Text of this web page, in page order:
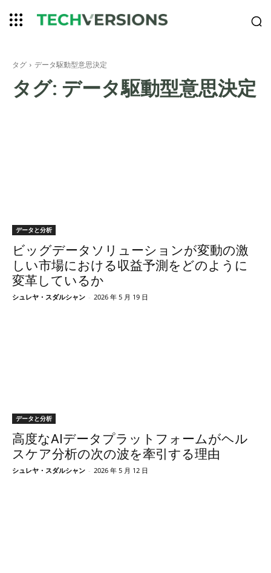
タグ データ駆動型意思決定
タグ: データ駆動型意思決定
データと分析
ビッグデータソリューションが変動の激
しい市場における収益予測をどのように
変革しているか
シュレヤ・スダルシャン - 2026 年 5 月 19 日
データと分析
高度なAIデータプラットフォームがヘル
スケア分析の次の波を牽引する理由
シュレヤ・スダルシャン - 2026 年 5 月 12 日